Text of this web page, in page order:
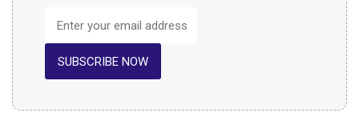
SUBSCRIBE NOW